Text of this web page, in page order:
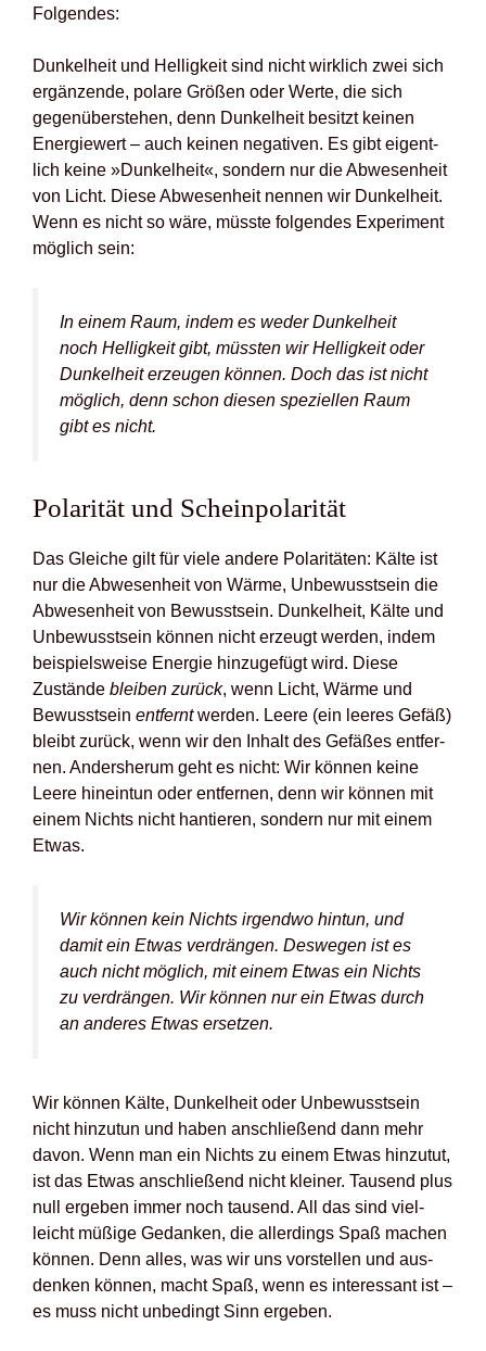
Fol­gen­des:
Dun­kel­heit und Hel­lig­keit sind nicht wirk­lich zwei sich
ergän­zen­de, pola­re Grö­ßen oder Wer­te, die sich
gegen­über­ste­hen, denn Dun­kel­heit besitzt kei­nen
Ener­gie­wert – auch kei­nen nega­ti­ven. Es gibt eigent­
lich kei­ne »Dun­kel­heit«, son­dern nur die Abwe­sen­heit
von Licht. Die­se Abwe­sen­heit nen­nen wir Dun­kel­heit.
Wenn es nicht so wäre, müss­te fol­gen­des Expe­ri­ment
mög­lich sein:
In einem Raum, indem es weder Dun­kel­heit
noch Hel­lig­keit gibt, müss­ten wir Hel­lig­keit oder
Dun­kel­heit erzeu­gen kön­nen. Doch das ist nicht
mög­lich, denn schon die­sen spe­zi­el­len Raum
gibt es nicht.
Pola­ri­tät und Schein­po­la­ri­tät
Das Glei­che gilt für vie­le ande­re Pola­ri­tä­ten: Käl­te ist
nur die Abwe­sen­heit von Wär­me, Unbe­wusst­sein die
Abwe­sen­heit von Bewusst­sein. Dun­kel­heit, Käl­te und
Unbe­wusst­sein kön­nen nicht erzeugt wer­den, indem
bei­spiels­wei­se Ener­gie hin­zu­ge­fügt wird. Die­se
Zustän­de blei­ben zurück, wenn Licht, Wär­me und
Bewusst­sein ent­ferntwer­den. Lee­re (ein lee­res Gefäß)
bleibt zurück, wenn wir den Inhalt des Gefä­ßes ent­fer­
nen. Anders­her­um geht es nicht: Wir kön­nen kei­ne
Lee­re hin­ein­tun oder ent­fer­nen, denn wir kön­nen mit
einem Nichts nicht han­tie­ren, son­dern nur mit einem
Etwas.
Wir kön­nen kein Nichts irgend­wo hin­tun, und
damit ein Etwas ver­drän­gen. Des­we­gen ist es
auch nicht mög­lich, mit einem Etwas ein Nichts
zu ver­drän­gen. Wir kön­nen nur ein Etwas durch
an ande­res Etwas erset­zen.
Wir kön­nen Käl­te, Dun­kel­heit oder Unbe­wusst­sein
nicht hin­zu­tun und haben anschlie­ßend dann mehr
davon. Wenn man ein Nichts zu einem Etwas hin­zu­tut,
ist das Etwas anschlie­ßend nicht klei­ner. Tau­send plus
null erge­ben immer noch tau­send. All das sind viel­
leicht müßi­ge Gedan­ken, die aller­dings Spaß machen
kön­nen. Denn alles, was wir uns vor­stel­len und aus­
den­ken kön­nen, macht Spaß, wenn es inter­es­sant ist –
es muss nicht unbe­dingt Sinn erge­ben.